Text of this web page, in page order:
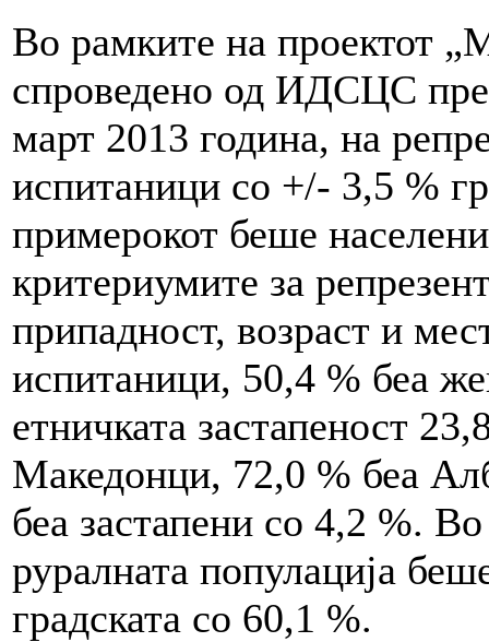
Во рамките на проектот
спроведено од ИДСЦС
март 2013 година, на
испитаници со +/- 3,5 %
примерокот беше
критериумите за
припадност, возраст и
испитаници, 50,4 % беа
етничката застапеност
Македонци, 72,0 % беа
беа застапени со 4,2 %.
руралната популација
градската со 60,1 %.